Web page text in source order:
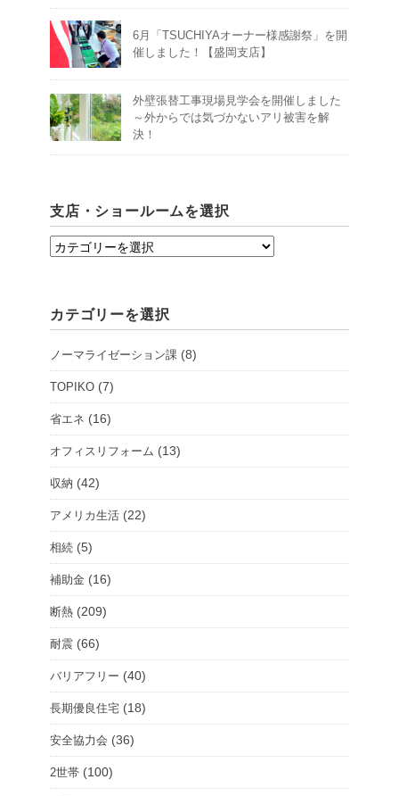
6月「TSUCHIYAオーナー様感謝祭」を開
催しました！【盛岡支店】
外壁張替工事現場見学会を開催しました
～外からでは気づかないアリ被害を解
決！
支店・ショールームを選択
支
ョ
ル
ー
を
選
択
カテゴリーを選択
ノーマライゼーション課 (8)
TOPIKO (7)
省エネ (16)
オフィスリフォーム (13)
収納 (42)
アメリカ生活 (22)
相続 (5)
補助金 (16)
断熱 (209)
耐震 (66)
バリアフリー (40)
長期優良住宅 (18)
安全協力会 (36)
2世帯 (100)